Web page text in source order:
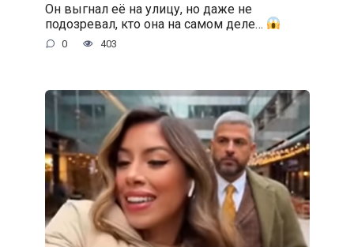
Он выгнал её на улицу, но даже не
подозревал, кто она на самом деле…
0 403